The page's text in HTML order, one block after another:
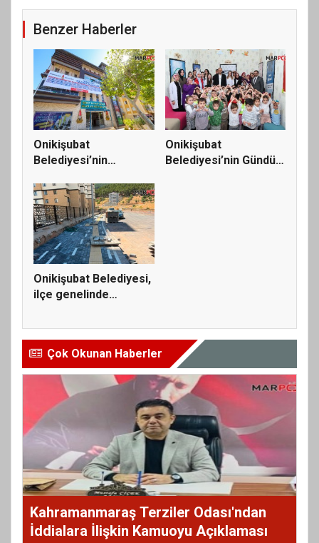
Benzer Haberler
Onikişubat
Belediyesi’nin
Onikişubat
Belediyesi’nin Gündüz
Onikişubat Belediyesi,
ilçe genelinde
Çok Okunan Haberler
Kahramanmaraş Terziler Odası'ndan
İddialara İlişkin Kamuoyu Açıklaması